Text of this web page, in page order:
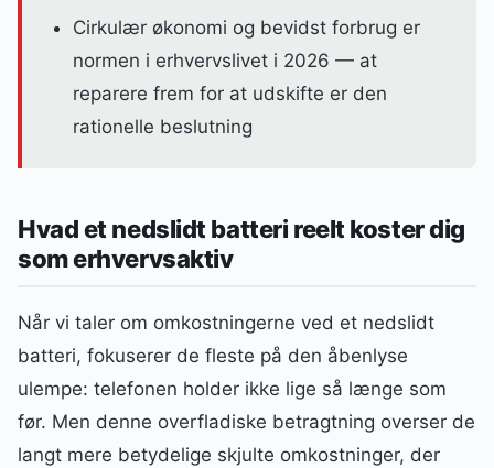
Cirkulær økonomi og bevidst forbrug er
normen i erhvervslivet i 2026 — at
reparere frem for at udskifte er den
rationelle beslutning
Hvad et nedslidt batteri reelt koster dig
som erhvervsaktiv
Når vi taler om omkostningerne ved et nedslidt
batteri, fokuserer de fleste på den åbenlyse
ulempe: telefonen holder ikke lige så længe som
før. Men denne overfladiske betragtning overser de
langt mere betydelige skjulte omkostninger, der